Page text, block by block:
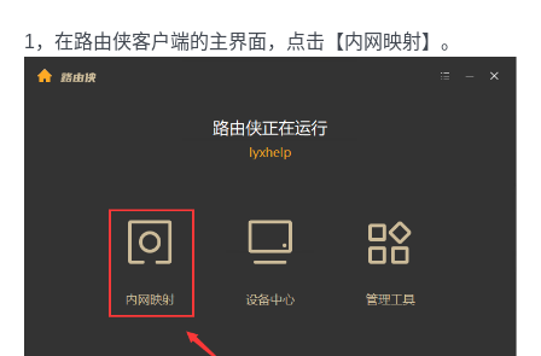
1，在路由侠客户端的主界面，点击【内网映射】。